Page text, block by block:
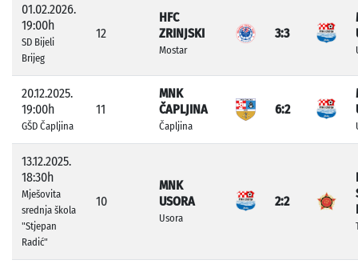
01.02.2026.
19:00h
SD Bijeli
Brijeg
12
HFC
ZRINJSKI
Mostar
3:3
20.12.2025.
19:00h
GŠD Čapljina
11
MNK
ČAPLJINA
Čapljina
6:2
13.12.2025.
18:30h
Mješovita
srednja škola
"Stjepan
Radić"
10
MNK
USORA
Usora
2:2